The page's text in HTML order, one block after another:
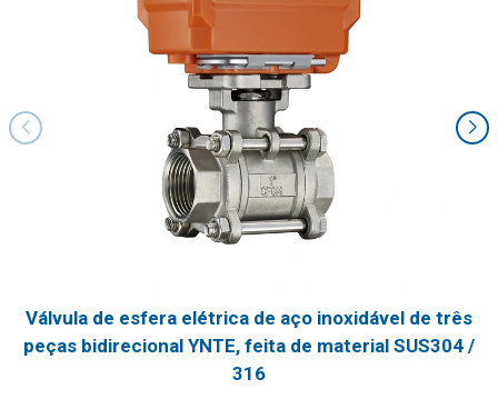
Válvula de esfera elétrica de aço inoxidável de três
peças bidirecional YNTE, feita de material SUS304 /
316